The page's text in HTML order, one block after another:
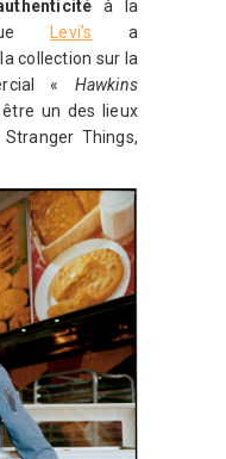
à la
Levi’s a
collection sur la
« Hawkins
un des lieux
Things,